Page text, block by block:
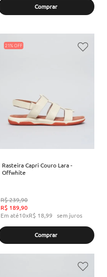
Comprar
21%
Rasteira Capri Couro Lara -
Offwhite
R$239,90
R$ 189,90
Em até10xR$ 18,99 sem juros
Comprar